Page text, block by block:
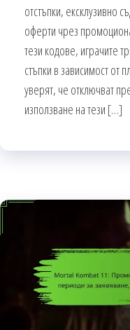
отстъпки, ексклузивно
оферти чрез
тези кодове, играчите
стъпки в зависимост от
уверят, че отключват
използване на тези […]